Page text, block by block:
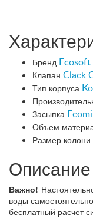
Бренд Ecosoft
Клапан Clack
Тип корпуса
Засыпка
Объем
Размер колони
Описание
Важно!
воды
бесплатный расчет